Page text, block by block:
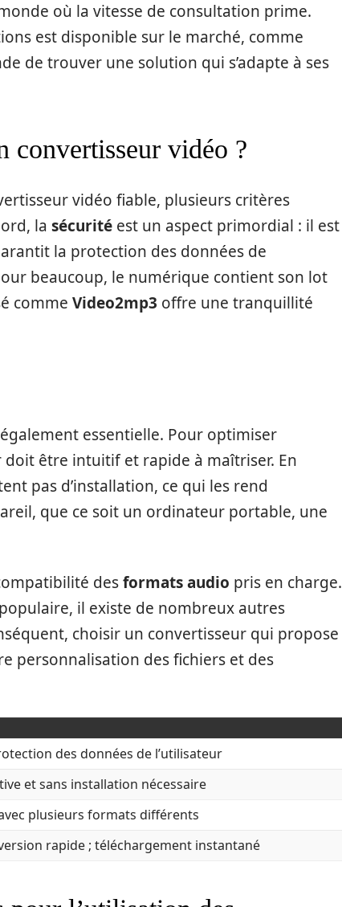
où la vitesse de consultation prime.
est disponible sur le marché, comme
de trouver une solution qui s’adapte à ses
convertisseur vidéo ?
vidéo fiable, plusieurs critères
la sécurité est un aspect primordial : il est
la protection des données de
beaucoup, le numérique contient son lot
comme Video2mp3 offre une tranquillité
essentielle. Pour optimiser
doit être intuitif et rapide à maîtriser. En
pas d’installation, ce qui les rend
que ce soit un ordinateur portable, une
desformats audio pris en charge.
il existe de nombreux autres
choisir un convertisseur qui propose
personnalisation des fichiers et des
des données de l’utilisateur
et sans installation nécessaire
plusieurs formats différents
rapide ; téléchargement instantané